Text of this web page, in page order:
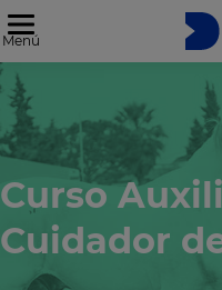
Menú
Curso
Cuidador